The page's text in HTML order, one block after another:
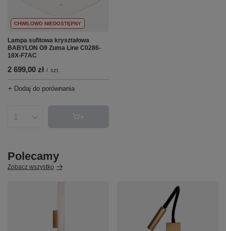
CHWILOWO NIEDOSTĘPNY
Lampa sufitowa kryształowa
BABYLON G9 Zuma Line C0286-
18X-F7AC
2 699,00 zł / szt.
+ Dodaj do porównania
Ilość produktów
Polecamy
Zobacz wszystko